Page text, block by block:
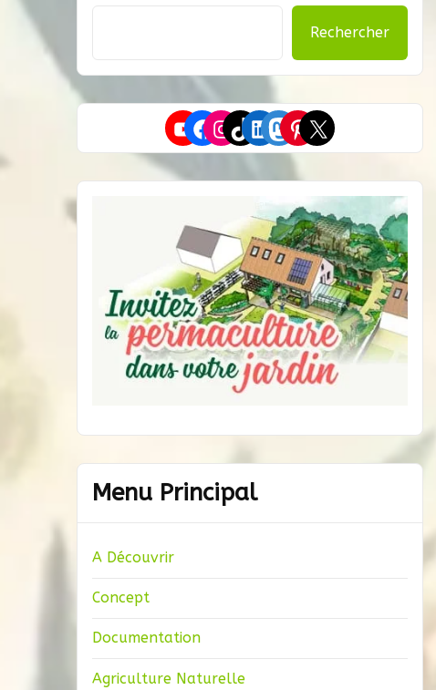
Rechercher
YouTube
Facebook
Instagram
TikTok
LinkedIn
Mastodon
Pinterest
X
Menu Principal
A Découvrir
Concept
Documentation
Agriculture Naturelle